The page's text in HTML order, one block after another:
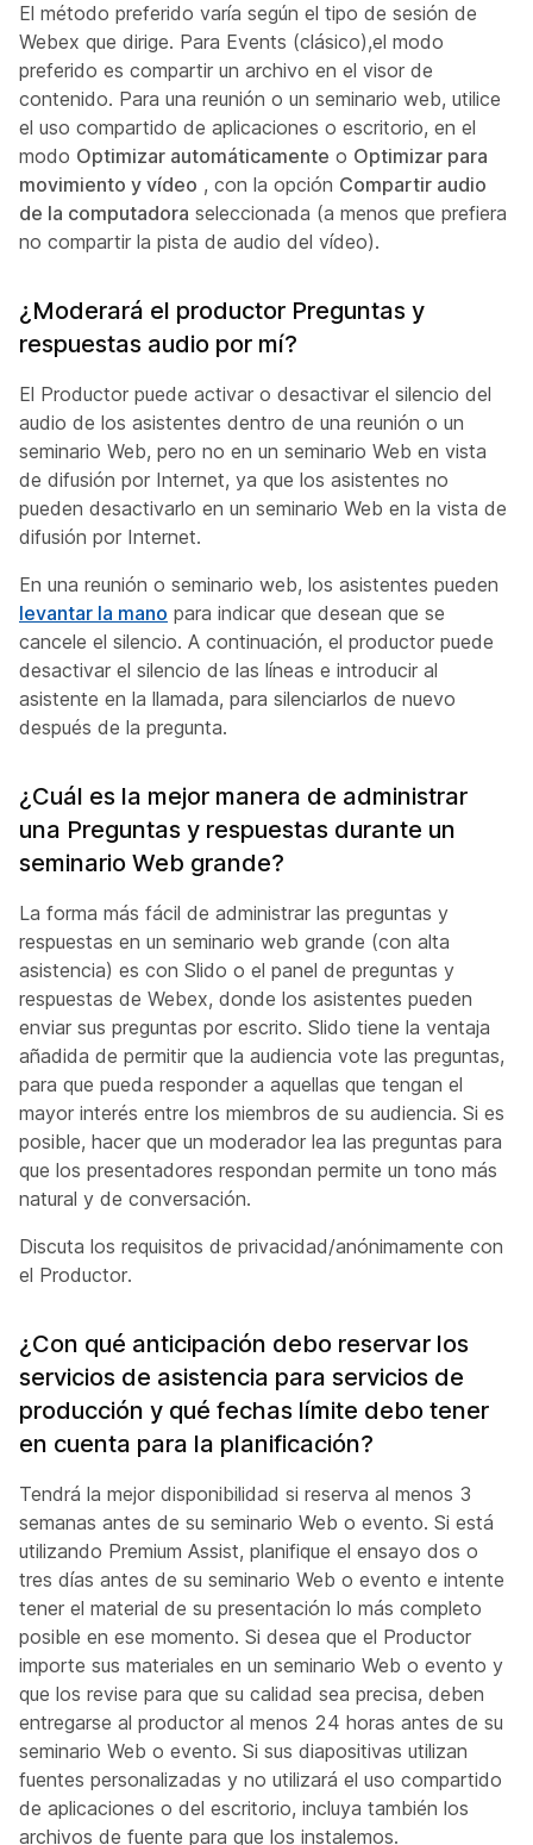
El método preferido varía según el tipo de sesión de
Webex que dirige. Para Events (clásico),el modo
preferido es compartir un archivo en el visor de
contenido. Para una reunión o un seminario web, utilice
el uso compartido de aplicaciones o escritorio, en el
modo Optimizar automáticamente o Optimizar para
movimiento y vídeo , con la opción Compartir audio
de la computadora seleccionada (a menos que prefiera
no compartir la pista de audio del vídeo).
¿Moderará el productor Preguntas y
respuestas audio por mí?
El Productor puede activar o desactivar el silencio del
audio de los asistentes dentro de una reunión o un
seminario Web, pero no en un seminario Web en vista
de difusión por Internet, ya que los asistentes no
pueden desactivarlo en un seminario Web en la vista de
difusión por Internet.
En una reunión o seminario web, los asistentes pueden
levantar la mano para indicar que desean que se
cancele el silencio. A continuación, el productor puede
desactivar el silencio de las líneas e introducir al
asistente en la llamada, para silenciarlos de nuevo
después de la pregunta.
¿Cuál es la mejor manera de administrar
una Preguntas y respuestas durante un
seminario Web grande?
La forma más fácil de administrar las preguntas y
respuestas en un seminario web grande (con alta
asistencia) es con Slido o el panel de preguntas y
respuestas de Webex, donde los asistentes pueden
enviar sus preguntas por escrito. Slido tiene la ventaja
añadida de permitir que la audiencia vote las preguntas,
para que pueda responder a aquellas que tengan el
mayor interés entre los miembros de su audiencia. Si es
posible, hacer que un moderador lea las preguntas para
que los presentadores respondan permite un tono más
natural y de conversación.
Discuta los requisitos de privacidad/anónimamente con
el Productor.
¿Con qué anticipación debo reservar los
servicios de asistencia para servicios de
producción y qué fechas límite debo tener
en cuenta para la planificación?
Tendrá la mejor disponibilidad si reserva al menos 3
semanas antes de su seminario Web o evento. Si está
utilizando Premium Assist, planifique el ensayo dos o
tres días antes de su seminario Web o evento e intente
tener el material de su presentación lo más completo
posible en ese momento. Si desea que el Productor
importe sus materiales en un seminario Web o evento y
que los revise para que su calidad sea precisa, deben
entregarse al productor al menos 24 horas antes de su
seminario Web o evento. Si sus diapositivas utilizan
fuentes personalizadas y no utilizará el uso compartido
de aplicaciones o del escritorio, incluya también los
archivos de fuente para que los instalemos.